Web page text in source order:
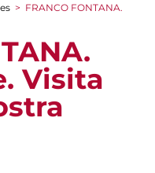
> FRANCO FONTANA.
Visita